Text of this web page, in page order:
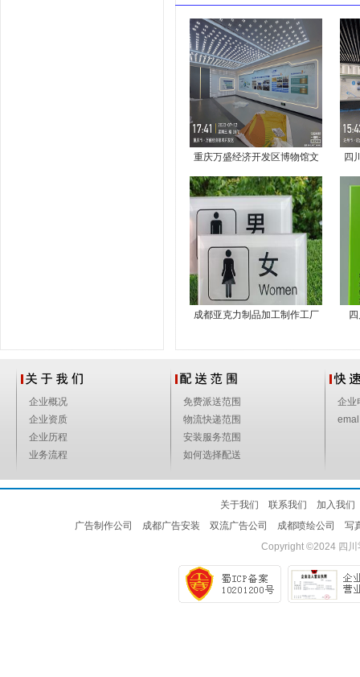
重庆万盛经济开发区博物馆文
化墙展示制作
四
成都亚克力制品加工制作工厂
企业概况
企业资质
企业历程
业务流程
免费派送范围
物流快递范围
安装服务范围
如何选择配送
企业
关于我们 联系我们
加入我们
广告制作公司
成都广告安装 双流广告公司 成都喷绘公司
写
Copyright ©2024 四